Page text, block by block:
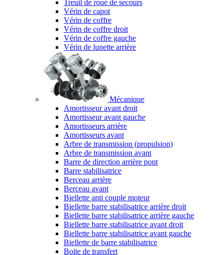
Treuil de roue de secours
Vérin de capot
Vérin de coffre
Vérin de coffre droit
Vérin de coffre gauche
Vérin de lunette arrière
Mécanique
Amortisseur avant droit
Amortisseur avant gauche
Amortisseurs arrière
Amortisseurs avant
Arbre de transmission (propulsion)
Arbre de transmission avant
Barre de direction arrière pont
Barre stabilisatrice
Berceau arrière
Berceau avant
Biellette anti couple moteur
Biellette barre stabilisatrice arrière droit
Biellette barre stabilisatrice arrière gauche
Biellette barre stabilisatrice avant droit
Biellette barre stabilisatrice avant gauche
Biellette de barre stabilisatrice
Boite de transfert